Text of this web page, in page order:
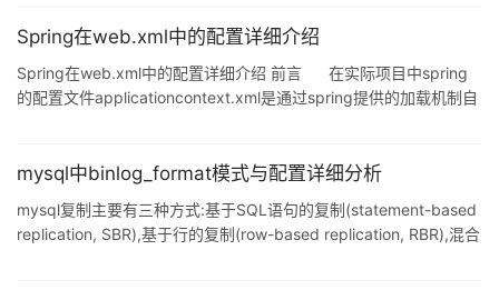
由主板 BIOS 內建的网卡 ens1 :代表由主板 BIOS 內建的 PCI-E 界
Spring在web.xml中的配置详细介绍
Spring在web.xml中的配置详细介绍 前言 在实际项目中spring
的配置文件applicationcontext.xml是通过spring提供的加载机制自
ContextLoaderListener,另一种是ContextLoaderServlet.这两种在
Listener接口实现,
mysql中binlog_format模式与配置详细分析
mysql复制主要有三种方式:基于SQL语句的复制(statement-based
replication, SBR),基于行的复制(row-based replication, RBR),混合